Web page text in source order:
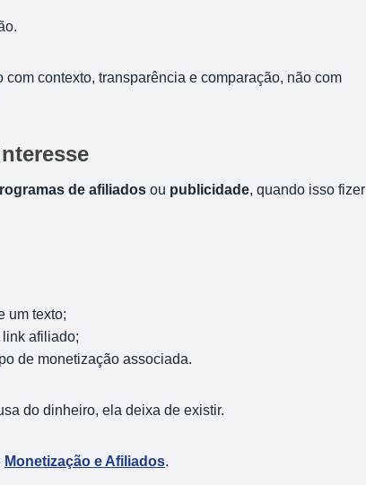
contexto, transparência e comparação, não com
de afiliados ou publicidade, quando isso fizer
um texto;
afiliado;
de monetização associada.
do dinheiro, ela deixa de existir.
Monetização e Afiliados.